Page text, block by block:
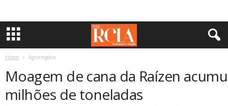
a
Home Agronegócio
Moagem de cana da Raízen
milhões de toneladas